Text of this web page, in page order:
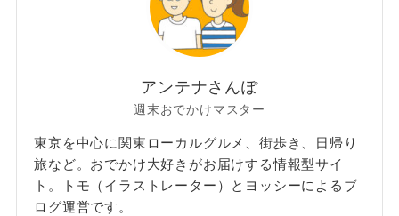
アンテナさんぽ
週末おでかけマスター
東京を中心に関東ローカルグルメ、街歩き、日帰り
旅など。おでかけ大好きがお届けする情報型サイ
ト。トモ（イラストレーター）とヨッシーによるブ
ログ運営です。